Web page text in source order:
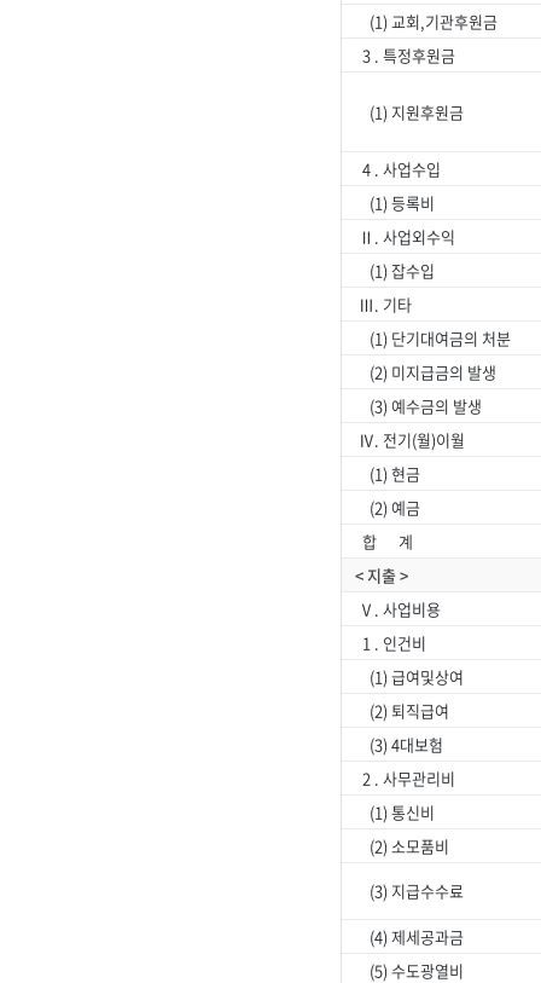
(1) 교회,기관후원금
3 . 특정후원금
(1) 지원후원금
4 . 사업수입
(1) 등록비
Ⅱ. 사업외수익
(1) 잡수입
Ⅲ. 기타
(1) 단기대여금의 처분
(2) 미지급금의 발생
(3) 예수금의 발생
Ⅳ. 전기(월)이월
(1) 현금
(2) 예금
합 계
< 지출 >
Ⅴ. 사업비용
1 . 인건비
(1) 급여및상여
(2) 퇴직급여
(3) 4대보험
2 . 사무관리비
(1) 통신비
(2) 소모품비
(3) 지급수수료
(4) 제세공과금
(5) 수도광열비